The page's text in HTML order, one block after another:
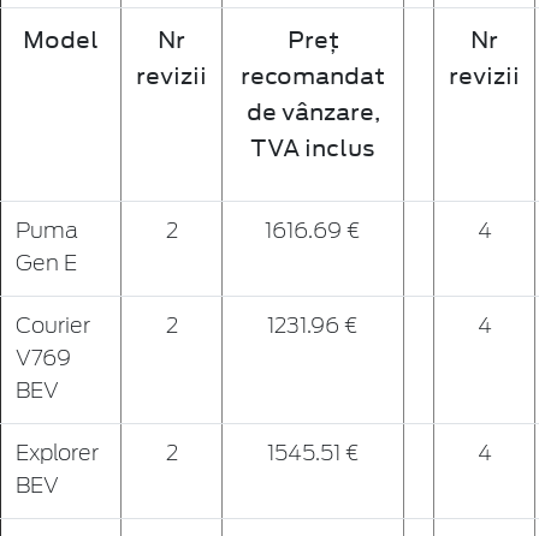
Model
Nr
revizii
Preț
recomandat
de vânzare,
TVA inclus
Nr
revizii
Puma
Gen E
2 1616.69 € 4
Courier
V769
BEV
2 1231.96 € 4
Explorer
BEV
2 1545.51 € 4